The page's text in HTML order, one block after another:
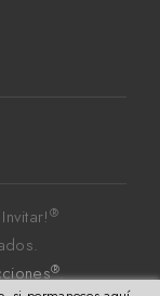
®
®.